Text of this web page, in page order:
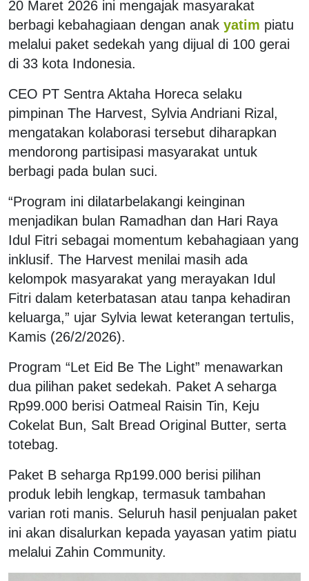
20 Maret 2026 ini mengajak masyarakat
berbagi kebahagiaan dengan anak yatim piatu
melalui paket sedekah yang dijual di 100 gerai
di 33 kota Indonesia.
CEO PT Sentra Aktaha Horeca selaku
pimpinan The Harvest, Sylvia Andriani Rizal,
mengatakan kolaborasi tersebut diharapkan
mendorong partisipasi masyarakat untuk
berbagi pada bulan suci.
“Program ini dilatarbelakangi keinginan
menjadikan bulan Ramadhan dan Hari Raya
Idul Fitri sebagai momentum kebahagiaan yang
inklusif. The Harvest menilai masih ada
kelompok masyarakat yang merayakan Idul
Fitri dalam keterbatasan atau tanpa kehadiran
keluarga,” ujar Sylvia lewat keterangan tertulis,
Kamis (26/2/2026).
Program “Let Eid Be The Light” menawarkan
dua pilihan paket sedekah. Paket A seharga
Rp99.000 berisi Oatmeal Raisin Tin, Keju
Cokelat Bun, Salt Bread Original Butter, serta
totebag.
Paket B seharga Rp199.000 berisi pilihan
produk lebih lengkap, termasuk tambahan
varian roti manis. Seluruh hasil penjualan paket
ini akan disalurkan kepada yayasan yatim piatu
melalui Zahin Community.